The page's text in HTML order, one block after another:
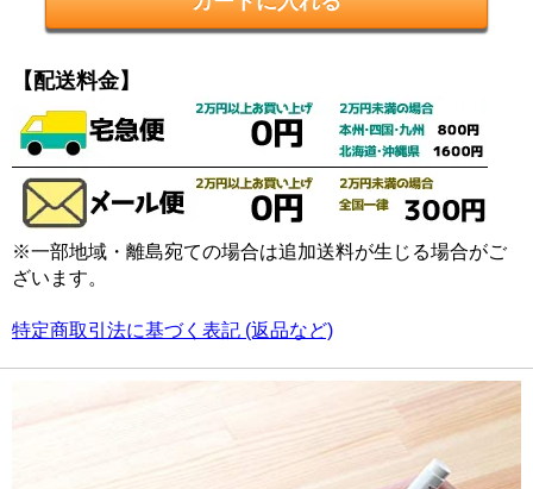
【配送料金】
※一部地域・離島宛ての場合は追加送料が生じる場合がご
ざいます。
特定商取引法に基づく表記 (返品など)